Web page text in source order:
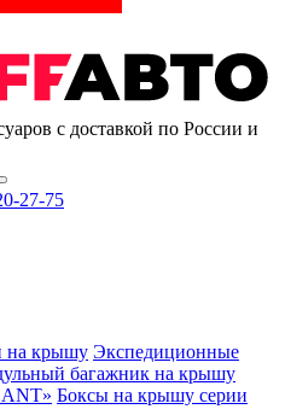
с доставкой по России и
27-75
на крышу Экспедиционные
багажник на крышу
Боксы на крышу серии